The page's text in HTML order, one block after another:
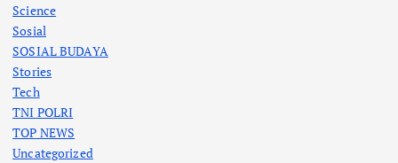
Science
Sosial
SOSIAL BUDAYA
Stories
Tech
TNI POLRI
TOP NEWS
Uncategorized